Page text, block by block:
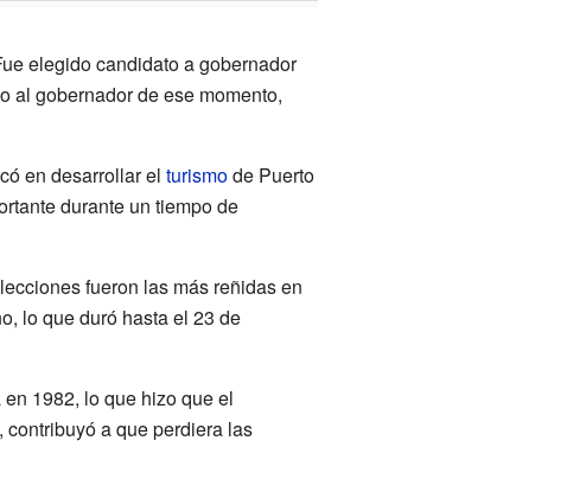
elegido candidato a gobernador
al gobernador de ese momento,
en desarrollar el turismode Puerto
durante un tiempo de
fueron las más reñidas en
lo que duró hasta el 23 de
1982, lo que hizo que el
a que perdiera las